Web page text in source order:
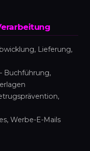
Lieferung,
Buchführung,
Werbe-E-Mails